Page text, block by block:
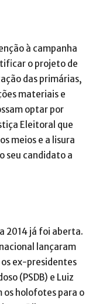
à campanha
o projeto de
das primárias,
materiais e
optar por
Eleitoral que
meios e a lisura
seu candidato a
2014 já foi aberta.
lançaram
ex-presidentes
(PSDB) e Luiz
os holofotes para o